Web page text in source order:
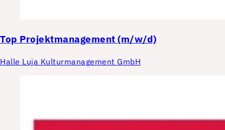
Top Projektmanagement (m/w/d)
Halle Luja Kulturmanagement GmbH